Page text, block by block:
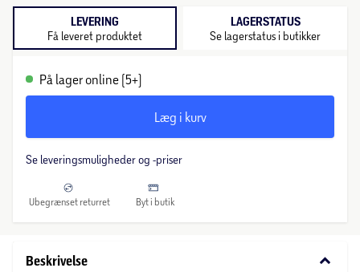
LEVERING
Få leveret produktet
LAGERSTATUS
Se lagerstatus i butikker
På lager online (5+)
Læg i kurv
Se leveringsmuligheder og -priser
Ubegrænset returret Byt i butik
Beskrivelse keyboard_arrow_down